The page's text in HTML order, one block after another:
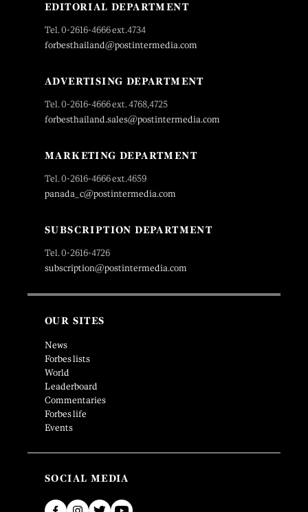
EDITORIAL DEPARTMENT
Tel. 0-2616-4666 ext.4734
forbesthailand@postintermedia.com
ADVERTISING DEPARTMENT
Tel. 0-2616-4666 ext. 4768,4725
forbesthailand.sales@postintermedia.com
MARKETING DEPARTMENT
Tel. 0-2616-4666 ext.4659
panada_c@postintermedia.com
SUBSCRIPTION DEPARTMENT
Tel. 0-2616-4726
subscription@postintermedia.com
OUR SITES
News
Forbes lists
World
Leaderboard
Commentaries
Forbes life
Events
SOCIAL MEDIA